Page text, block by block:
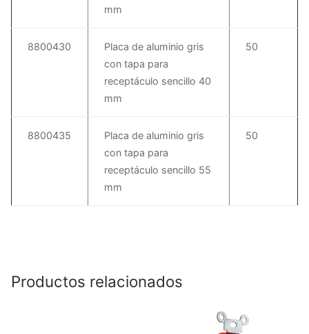
mm
8800430
Placa de aluminio gris
con tapa para
receptáculo sencillo 40
mm
50
8800435
Placa de aluminio gris
con tapa para
receptáculo sencillo 55
mm
50
Productos relacionados